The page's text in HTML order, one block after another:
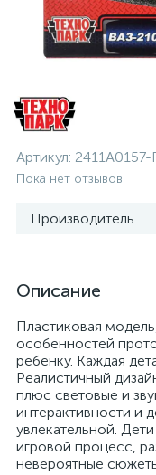
Артикул: 2411A0157-
Пока нет отзывов
Производитель
Описание
Пластиковая
особенностей
ребёнку. Каждая
Реалистичный
плюс световые и
интерактивности и
увлекательной.
игровой процесс,
невероятные